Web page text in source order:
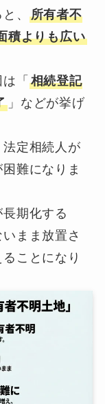
、 所有者不
積よりも広い
「 相続登記
」などが挙げ
定相続人が
難になりま
期化する
まま放置さ
ことになり